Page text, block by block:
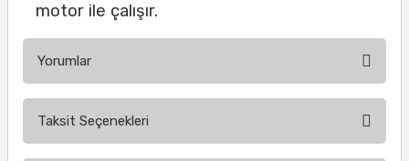
motor ile çalışır.
Yorumlar
Taksit Seçenekleri